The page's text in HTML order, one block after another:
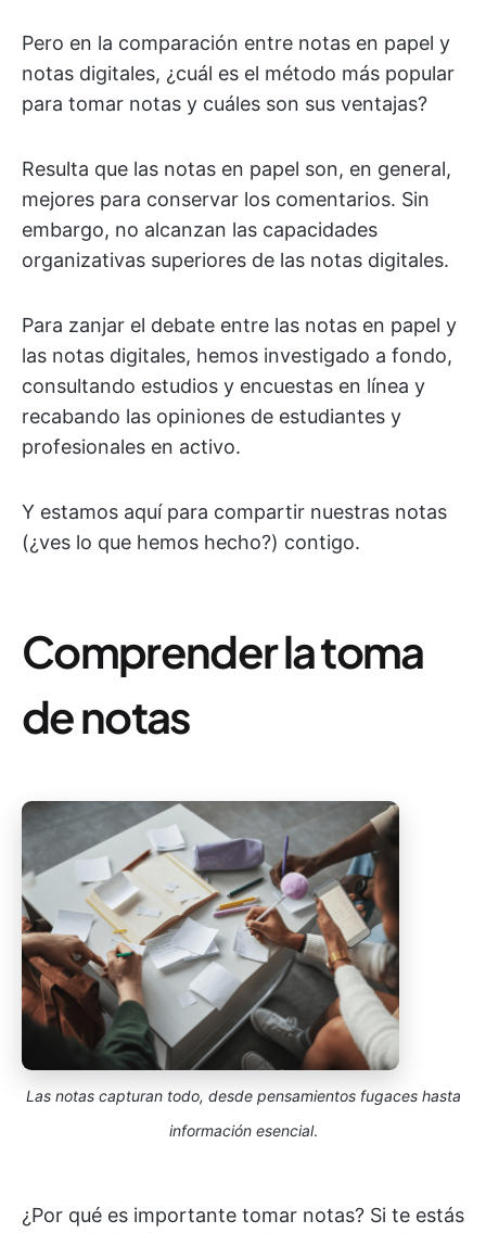
Pero en la comparación entre notas en papel y
notas digitales, ¿cuál es el método más popular
para tomar notas y cuáles son sus ventajas?
Resulta que las notas en papel son, en general,
mejores para conservar los comentarios. Sin
embargo, no alcanzan las capacidades
organizativas superiores de las notas digitales.
Para zanjar el debate entre las notas en papel y
las notas digitales, hemos investigado a fondo,
consultando estudios y encuestas en línea y
recabando las opiniones de estudiantes y
profesionales en activo.
Y estamos aquí para compartir nuestras notas
(¿ves lo que hemos hecho?) contigo.
Comprender la toma
de notas
Las notas capturan todo, desde pensamientos fugaces hasta
información esencial.
¿Por qué es importante tomar notas? Si te estás